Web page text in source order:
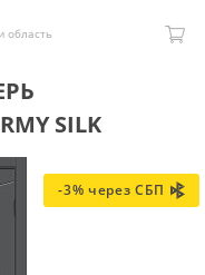
область
SILK
-3% через СБП